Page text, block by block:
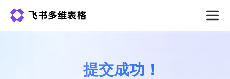
提交成功！